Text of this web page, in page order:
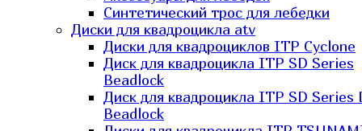
Синтетический трос для лебедки
Диски для квадроцикла atv
Диски для квадроциклов ITP Cyclone
Диск для квадроцикла ITP SD Series
Beadlock
Диск для квадроцикла ITP SD Series
Beadlock